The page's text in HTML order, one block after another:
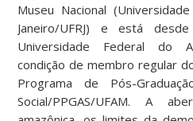
Museu Nacional
Janeiro/UFRJ) e está
Universidade Federal do
condição de membro regular
Programa de Pós-
Social/PPGAS/UFAM.A